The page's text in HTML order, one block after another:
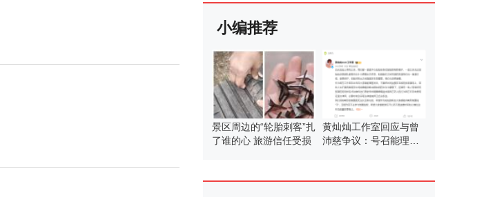
小编推荐
景区周边的“轮胎刺客”扎
了谁的心 旅游信任受损
黄灿灿工作室回应与曾
沛慈争议：号召能理智